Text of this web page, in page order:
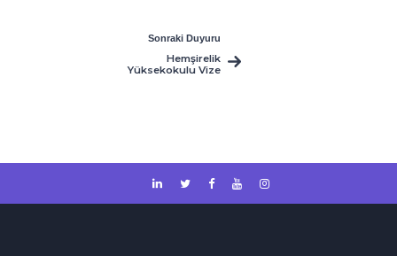
Sonraki Duyuru
Hemşirelik
Yüksekokulu Vize